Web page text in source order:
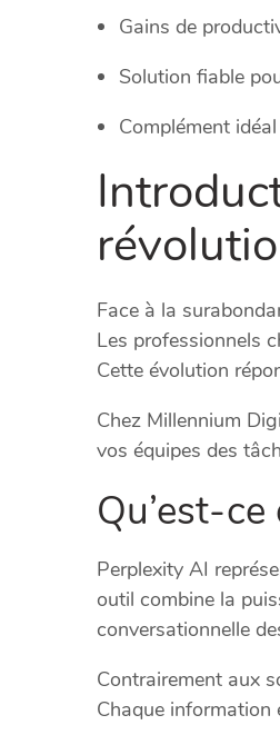
Gains de
Solution fiable
Complément
Face à la
Les professionnels
Cette évolution
Chez Millennium
vos équipes des
Qu’est-
Perplexity AI
outil combine la
conversationnelle
Contrairement aux
Chaque information